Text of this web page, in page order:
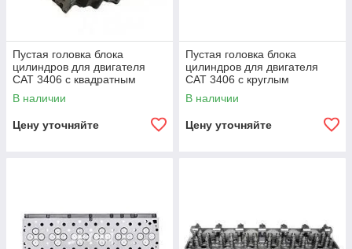
Пустая головка блока
цилиндров для двигателя
CAT 3406 с квадратным
выпускным каналом
В наличии
Цену уточняйте
Пустая головка блока
цилиндров для двигателя
CAT 3406 с круглым
выпускным каналом
В наличии
Цену уточняйте